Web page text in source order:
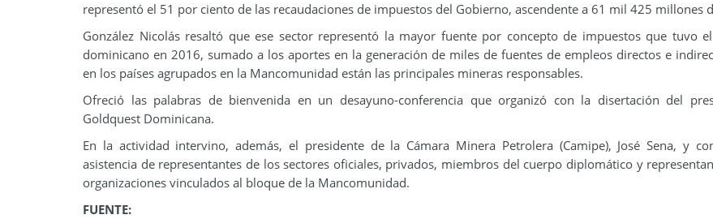
representó el 51 por ciento de las recaudaciones de impuestos del Gobierno, ascendente a 61 mil 425 millones
González Nicolás resaltó que ese sector representó la mayor fuente por concepto de impuestos que tuvo
dominicano en 2016, sumado a los aportes en la generación de miles de fuentes de empleos directos e
en los países agrupados en la Mancomunidad están las principales mineras responsables.
Ofreció las palabras de bienvenida en un desayuno-conferencia que organizó con la disertación del
Goldquest Dominicana.
En la actividad intervino, además, el presidente de la Cámara Minera Petrolera (Camipe), José Sena, y
asistencia de representantes de los sectores oficiales, privados, miembros del cuerpo diplomático y
organizaciones vinculados al bloque de la Mancomunidad.
FUENTE: